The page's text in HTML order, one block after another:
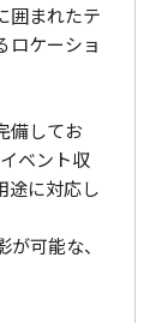
囲まれたテ
ロケーショ
備してお
ベント収
途に対応し
可能な、